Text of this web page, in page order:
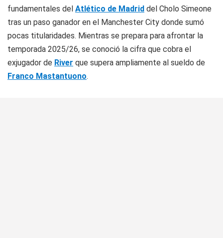
fundamentales del Atlético de Madrid del Cholo Simeone
tras un paso ganador en el Manchester City donde sumó
pocas titularidades. Mientras se prepara para afrontar la
temporada 2025/26, se conoció la cifra que cobra el
exjugador de River que supera ampliamente al sueldo de
Franco Mastantuono.